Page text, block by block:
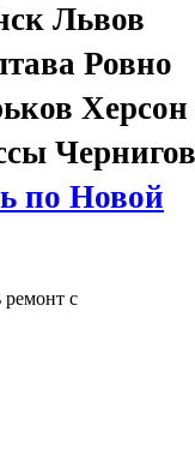
Львов
Ровно
Херсон
Чернигов
по Новой
с